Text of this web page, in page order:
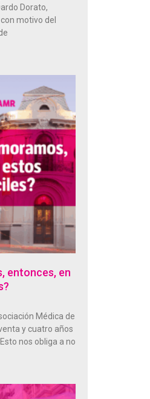
Dorato,
motivo del
entonces, en
Médica de
y cuatro años
nos obliga a no